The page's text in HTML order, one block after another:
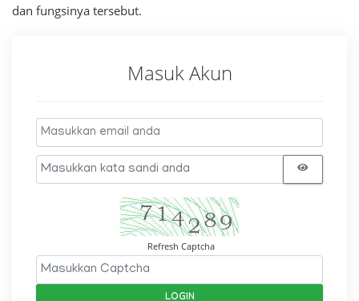
dan fungsinya tersebut.
Masuk Akun
Refresh Captcha